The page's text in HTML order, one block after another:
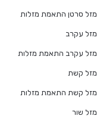
מזל סרטן התאמת מזלות
מזל עקרב
מזל עקרב התאמת מזלות
מזל קשת
מזל קשת התאמת מזלות
מזל שור